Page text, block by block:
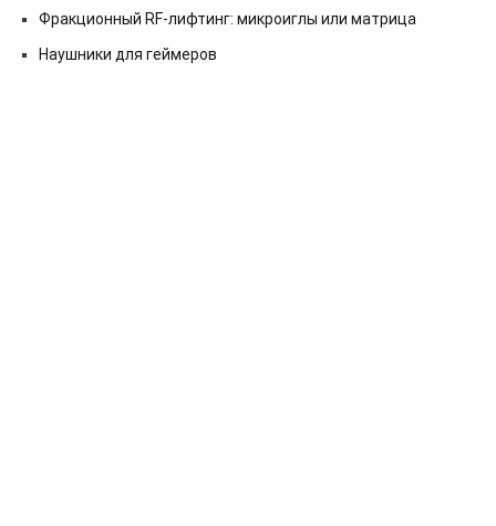
Фракционный RF-лифтинг: микроиглы или матрица
Наушники для геймеров